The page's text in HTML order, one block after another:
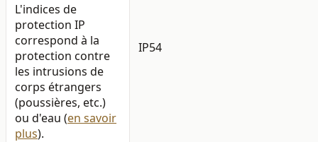
L'indices de
protection IP
correspond à la
protection contre
les intrusions de
corps étrangers
(poussières, etc.)
ou d'eau (en savoir
plus).
IP54